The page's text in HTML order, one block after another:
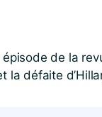
épisode de la
la défaite